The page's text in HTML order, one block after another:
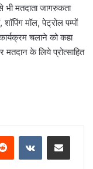
भी मतदाता जागरुकता
मॉल, पेट्रोल पम्पों
चलाने को कहा
के लिये प्रोत्साहित
Reddit VKontakteShare via Email